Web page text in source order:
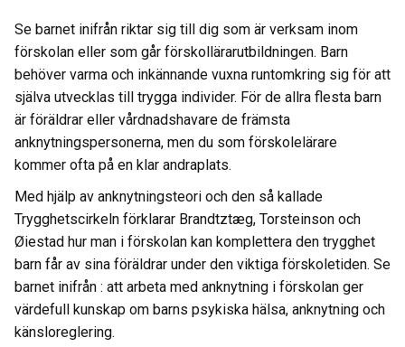
Se barnet inifrån riktar sig till dig som är verksam inom
förskolan eller som går förskollärarutbildningen. Barn
behöver varma och inkännande vuxna runtomkring sig för att
själva utvecklas till trygga individer. För de allra flesta barn
är föräldrar eller vårdnadshavare de främsta
anknytningspersonerna, men du som förskolelärare
kommer ofta på en klar andraplats.
Med hjälp av anknytningsteori och den så kallade
Trygghetscirkeln förklarar Brandtztæg, Torsteinson och
Øiestad hur man i förskolan kan komplettera den trygghet
barn får av sina föräldrar under den viktiga förskoletiden. Se
barnet inifrån : att arbeta med anknytning i förskolan ger
värdefull kunskap om barns psykiska hälsa, anknytning och
känsloreglering.